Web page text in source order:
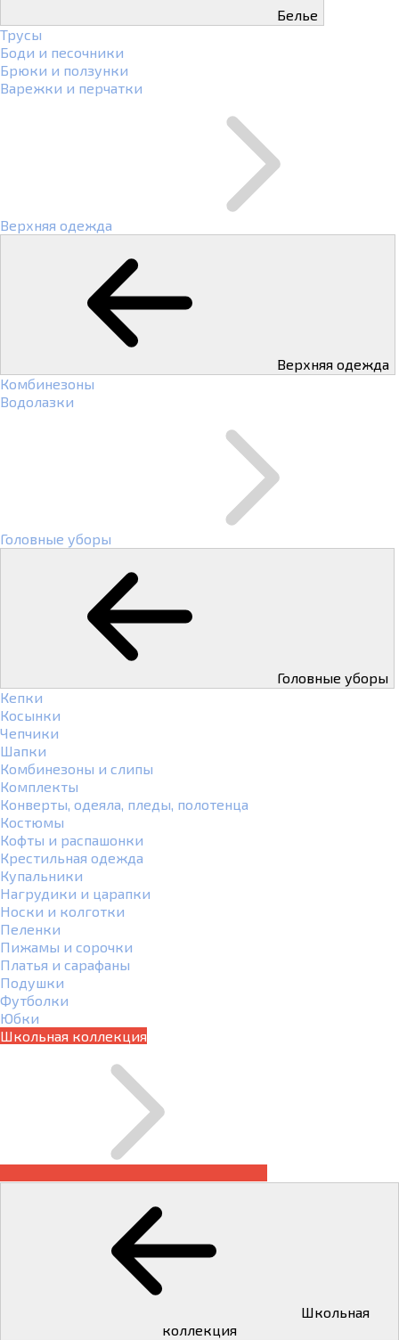
Белье
Трусы
Боди и песочники
Брюки и ползунки
Варежки и перчатки
Верхняя одежда
Верхняя одежда
Комбинезоны
Водолазки
Головные уборы
Головные уборы
Кепки
Косынки
Чепчики
Шапки
Комбинезоны и слипы
Комплекты
Конверты, одеяла, пледы, полотенца
Костюмы
Кофты и распашонки
Крестильная одежда
Купальники
Нагрудики и царапки
Носки и колготки
Пеленки
Пижамы и сорочки
Платья и сарафаны
Подушки
Футболки
Юбки
Школьная коллекция
коллекция